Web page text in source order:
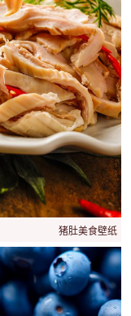
猪肚美食壁纸